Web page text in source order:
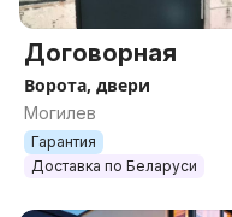
Договорная
Ворота, двери
Могилев
Гарантия
Доставка по Беларуси